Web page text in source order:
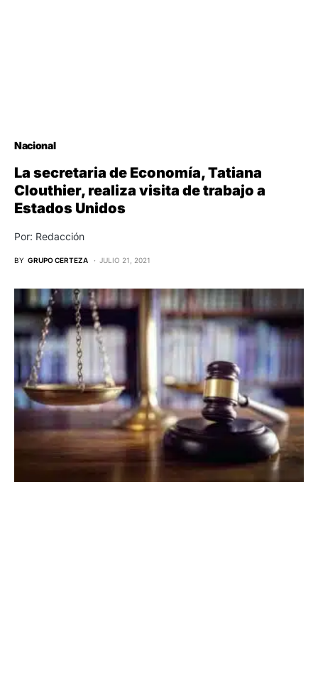
Nacional
La secretaria de Economía, Tatiana
Clouthier, realiza visita de trabajo a
Estados Unidos
Por: Redacción
BY GRUPO CERTEZA JULIO 21, 2021